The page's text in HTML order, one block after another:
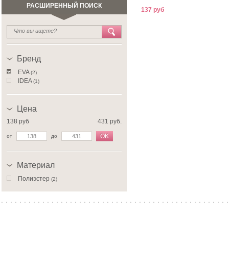
РАСШИРЕННЫЙ ПОИСК
Бренд
EVA(2)
IDEA(1)
Цена
138 руб 431 руб.
от до OK
Материал
Полиэстер (2)
137 руб